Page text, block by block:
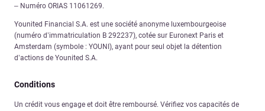
– Numéro ORIAS 11061269.
Younited Financial S.A. est une société anonyme luxembourgeoise
(numéro d’immatriculation B 292237), cotée sur Euronext Paris et
Amsterdam (symbole : YOUNI), ayant pour seul objet la détention
d’actions de Younited S.A.
Conditions
Un crédit vous engage et doit être remboursé. Vérifiez vos capacités de